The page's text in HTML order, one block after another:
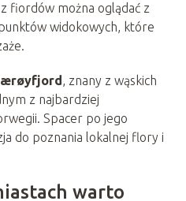
fiordów można oglądać z
widokowych, które
, znany z wąskich
z najbardziej
Spacer po jego
do poznania lokalnej flory i
warto